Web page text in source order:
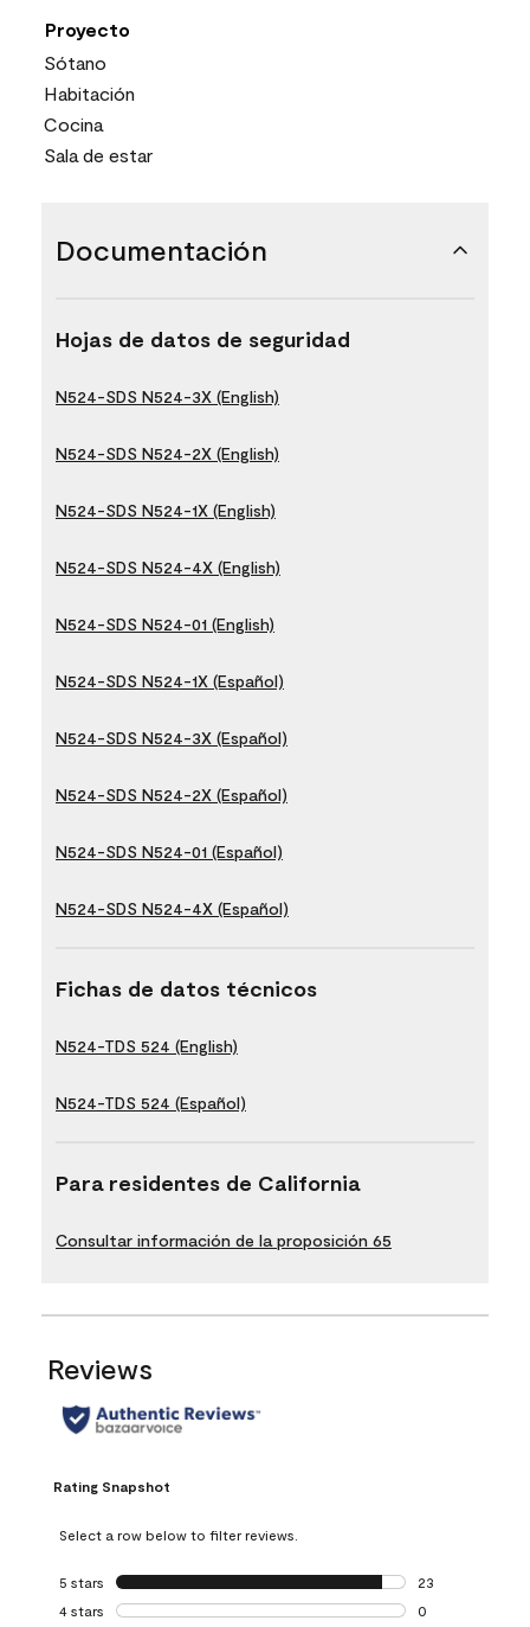
Proyecto
Sótano
Habitación
Cocina
Sala de estar
Documentación
Hojas de datos de seguridad
N524-SDS N524-3X (English)
N524-SDS N524-2X (English)
N524-SDS N524-1X (English)
N524-SDS N524-4X (English)
N524-SDS N524-01 (English)
N524-SDS N524-1X (Español)
N524-SDS N524-3X (Español)
N524-SDS N524-2X (Español)
N524-SDS N524-01 (Español)
N524-SDS N524-4X (Español)
Fichas de datos técnicos
N524-TDS 524 (English)
N524-TDS 524 (Español)
Para residentes de California
Consultar información de la proposición 65
Reviews
Rating Snapshot
Select a row below to filter reviews.
5 stars stars
23
23 reviews with
4 stars stars
0